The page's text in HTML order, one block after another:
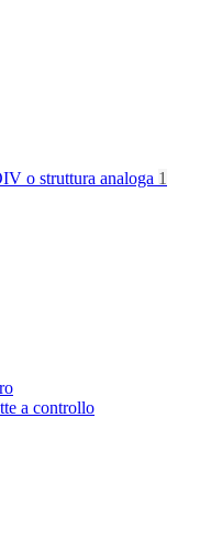
o struttura analoga 1
a controllo